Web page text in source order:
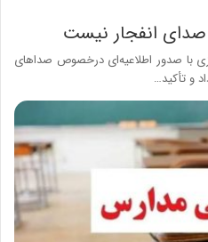
صدای انفجار نیست
با صدور اطلاعیه‌ای درخصوص صداهای
و تأکید…